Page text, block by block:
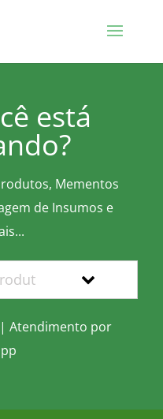
está
Mementos
de Insumos e
|Atendimento por